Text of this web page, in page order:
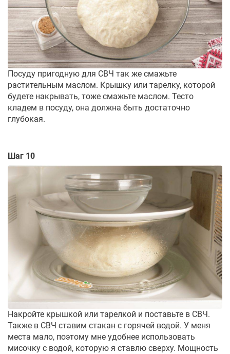
Посуду пригодную для СВЧ так же смажьте
растительным маслом. Крышку или тарелку, которой
будете накрывать, тоже смажьте маслом. Тесто
кладем в посуду, она должна быть достаточно
глубокая.
Шаг 10
Накройте крышкой или тарелкой и поставьте в СВЧ.
Также в СВЧ ставим стакан с горячей водой. У меня
места мало, поэтому мне удобнее использовать
мисочку с водой, которую я ставлю сверху. Мощность